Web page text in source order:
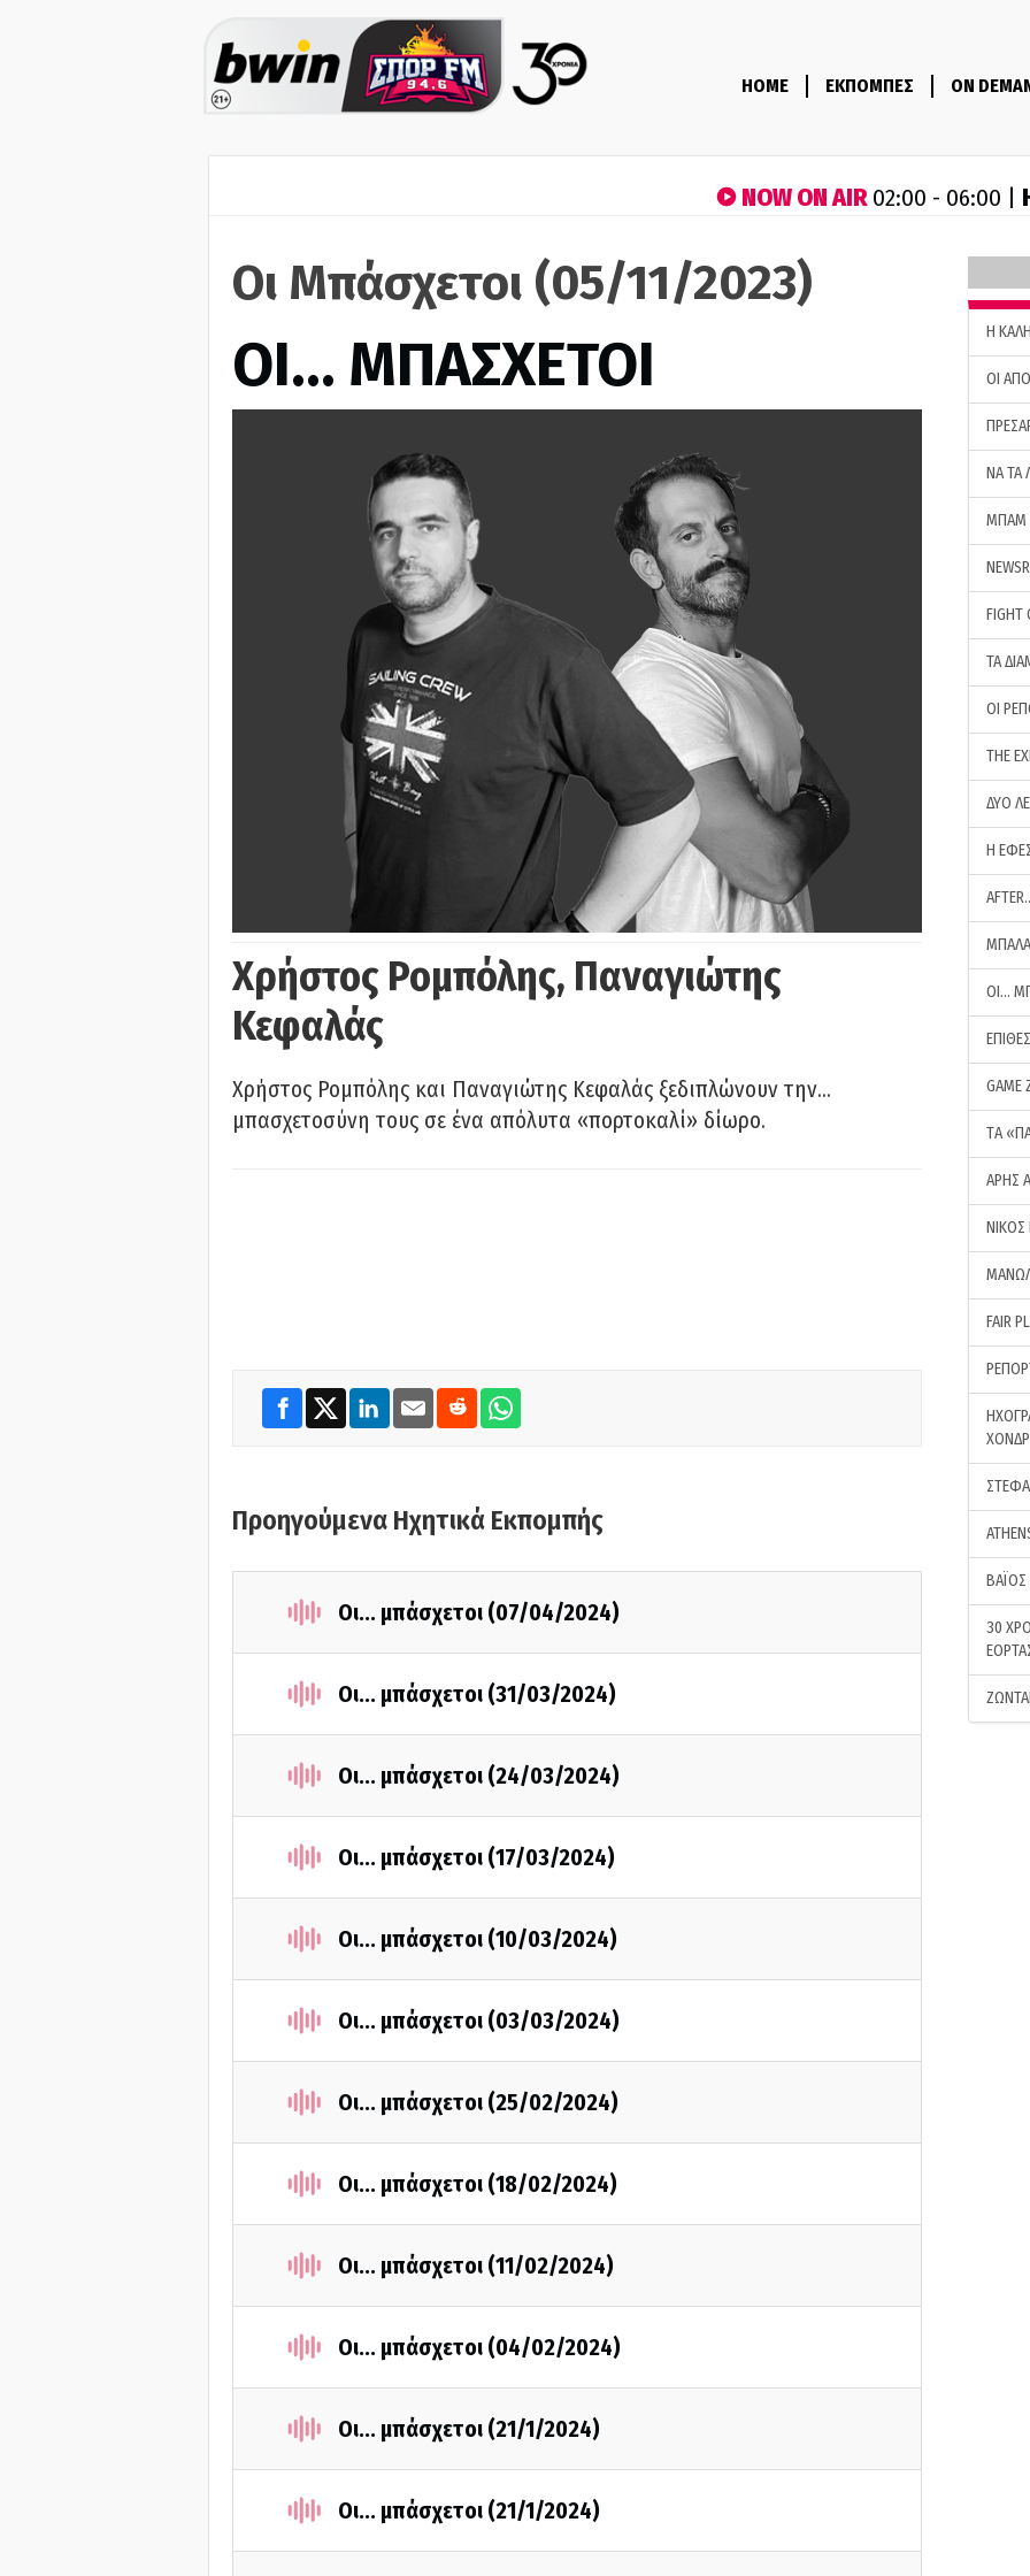
HOME ΕΚΠΟΜΠΕΣ ON
NOW ON AIR02:00 - 06:00 |
Οι Μπάσχετοι (05/11/2023)
ΟΙ… ΜΠΑΣΧΕΤΟΙ
Χρήστος Ρομπόλης, Παναγιώτης
Κεφαλάς
Χρήστος Ρομπόλης και Παναγιώτης Κεφαλάς ξεδιπλώνουν την…
μπασχετοσύνη τους σε ένα απόλυτα «πορτοκαλί» δίωρο.
Προηγούμενα Ηχητικά Εκπομπής
Οι... μπάσχετοι (07/04/2024)
Οι... μπάσχετοι (31/03/2024)
Οι... μπάσχετοι (24/03/2024)
Οι... μπάσχετοι (17/03/2024)
Οι... μπάσχετοι (10/03/2024)
Οι... μπάσχετοι (03/03/2024)
Οι... μπάσχετοι (25/02/2024)
Οι... μπάσχετοι (18/02/2024)
Οι... μπάσχετοι (11/02/2024)
Οι... μπάσχετοι (04/02/2024)
Οι... μπάσχετοι (21/1/2024)
Οι... μπάσχετοι (21/1/2024)
H
ΟΙ
ΝΑ ΤΑ
ΜΠΑΜ
FIGHT
ΤΑ
ΟΙ
THE
ΔΥΟ
Η
ΟΙ…
GAME
ΤA
ΑΡΗΣ
ΝΙΚΟΣ
FAIR
30